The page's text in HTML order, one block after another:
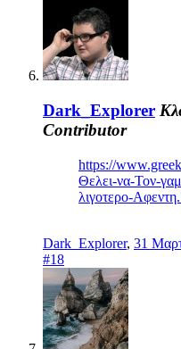
Dark_Explorer
Contributor
https://
Θελει-να-Τον-
λιγοτερο-
Dark_Explorer, 31
#18